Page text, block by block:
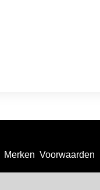
Merken Voorwaarden